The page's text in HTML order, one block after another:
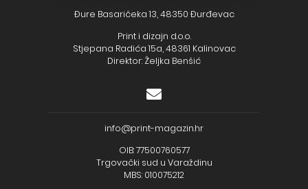
Đure Basaričeka 13, 48350 Đurđevac
Print i dizajn d.o.o.
Stjepana Radića 15a, 48361 Kalinovac
Direktor: Željka Benšić
info@print-magazin.hr
OIB: 77500760577
Trgovački sud u Varaždinu
MBS: 010075212